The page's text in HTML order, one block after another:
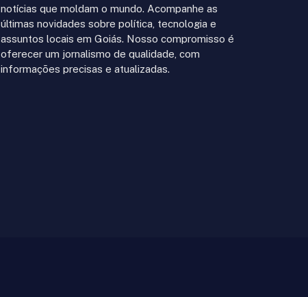
notícias que moldam o mundo. Acompanhe as
últimas novidades sobre política, tecnologia e
assuntos locais em Goiás. Nosso compromisso é
oferecer um jornalismo de qualidade, com
informações precisas e atualizadas.